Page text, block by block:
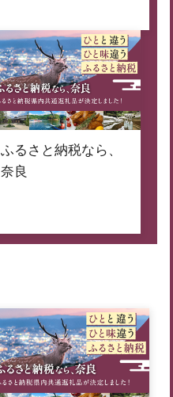
ふるさと納税なら、
奈良